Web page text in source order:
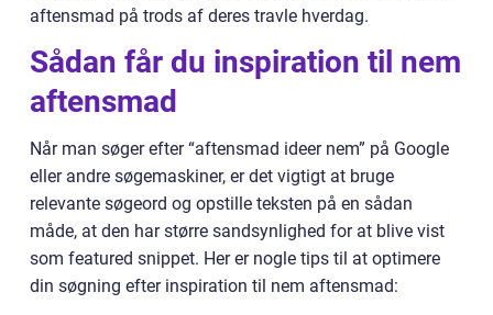
aftensmad på trods af deres travle hverdag.
Sådan får du inspiration til nem
aftensmad
Når man søger efter “aftensmad ideer nem” på Google
eller andre søgemaskiner, er det vigtigt at bruge
relevante søgeord og opstille teksten på en sådan
måde, at den har større sandsynlighed for at blive vist
som featured snippet. Her er nogle tips til at optimere
din søgning efter inspiration til nem aftensmad: